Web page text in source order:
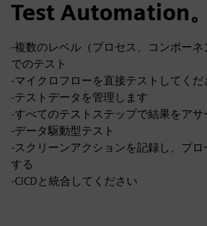
Test Automation。
-複数のレベル（プロセス、コンポーネ
でのテスト
-マイクロフローを直接テストしてくだ
-テストデータを管理します
-すべてのテストステップで結果をアサ
-データ駆動型テスト
-スクリーンアクションを記録し、プ
する
-CiCDと統合してください